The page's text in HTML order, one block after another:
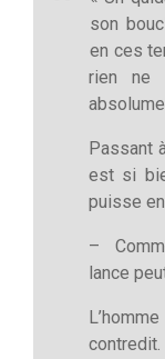
son
en ces
rien ne
Passant
est si
puisse
–
lance